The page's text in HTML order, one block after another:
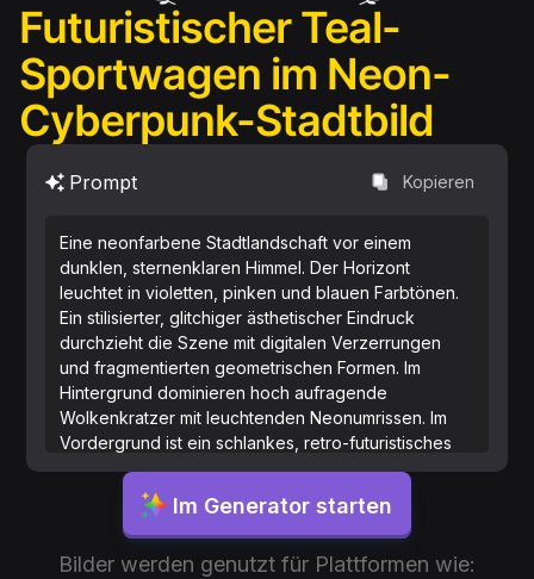
Futuristischer Teal-
Sportwagen im Neon-
Cyberpunk-Stadtbild
Prompt Kopieren
Eine neonfarbene Stadtlandschaft vor einem
dunklen, sternenklaren Himmel. Der Horizont
leuchtet in violetten, pinken und blauen Farbtönen.
Ein stilisierter, glitchiger ästhetischer Eindruck
durchzieht die Szene mit digitalen Verzerrungen
und fragmentierten geometrischen Formen. Im
Hintergrund dominieren hoch aufragende
Wolkenkratzer mit leuchtenden Neonumrissen. Im
Vordergrund ist ein schlankes, retro-futuristisches
Auto mit leuchtenden Lichtern auf einer
gitternetzartigen Straße geparkt. Das Bild strahlt mit
seinen lebhaften Farben und cyberpunk-Einflüssen
ein nostalgisches 1980er-Jahre-Gefühl aus.
Im Generator starten
Bilder werden genutzt für Plattformen wie: